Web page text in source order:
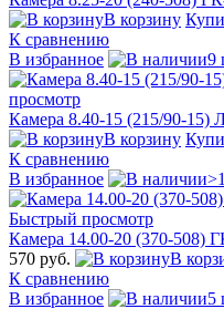
В корзину
К сравнению
В избранное
9
просмотр
Камера 8.40-15 (215/90-
В корзину
К сравнению
В избранное
Быстрый просмотр
Камера 14.00-20 (370-508)
570 руб.
В
К сравнению
В избранное
5